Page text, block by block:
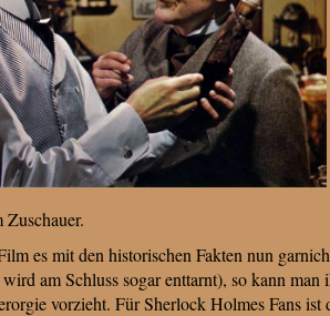
Zuschauer.
es mit den historischen Fakten nun
am Schluss sogar enttarnt), so kann
vorzieht. Für Sherlock Holmes Fans